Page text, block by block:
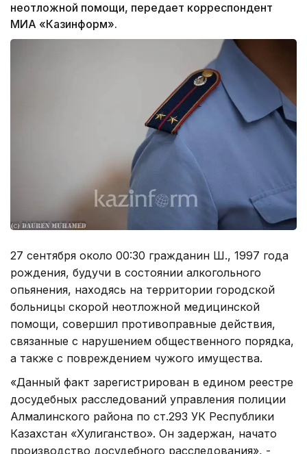
неотложной помощи, передает корреспондент
МИА «Казинформ».
27 сентября около 00:30 гражданин Ш., 1997 года
рождения, будучи в состоянии алкогольного
опьянения, находясь на территории городской
больницы скорой неотложной медицинской
помощи, совершил противоправные действия,
связанные с нарушением общественного порядка,
а также с повреждением чужого имущества.
«Данный факт зарегистрирован в едином реестре
досудебных расследований управления полиции
Алмалинского района по ст.293 УК Республики
Казахстан «Хулиганство». Он задержан, начато
производство досудебного расследования», -